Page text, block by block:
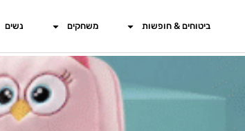
ביטוחים & חופשות משחקים נשים